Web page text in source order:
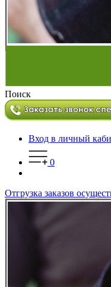
Поиск
Вход в личный
0
Отгрузка заказов